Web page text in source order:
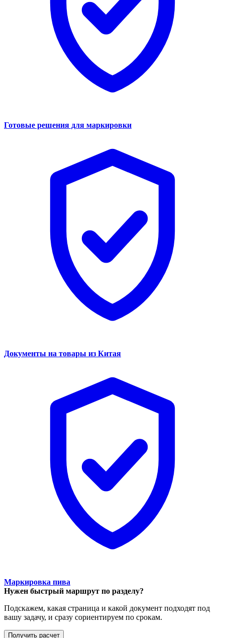
Готовые решения для маркировки
Документы на товары из Китая
Маркировка пива
Нужен быстрый маршрут по разделу?
Подскажем, какая страница и какой документ подходят под
вашу задачу, и сразу сориентируем по срокам.
Получить расчет